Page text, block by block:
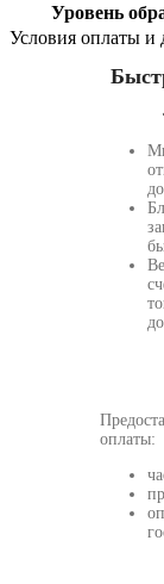
Уровень
Условия оплаты и
оплаты: